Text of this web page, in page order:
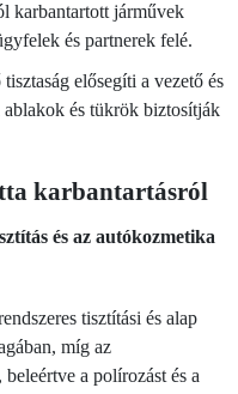
karbantartott járművek
és partnerek felé.
tisztaság elősegíti a vezető és
ablakok és tükrök biztosítják
karbantartásról
és az autókozmetika
tisztítási és alap
míg az
a polírozást és a